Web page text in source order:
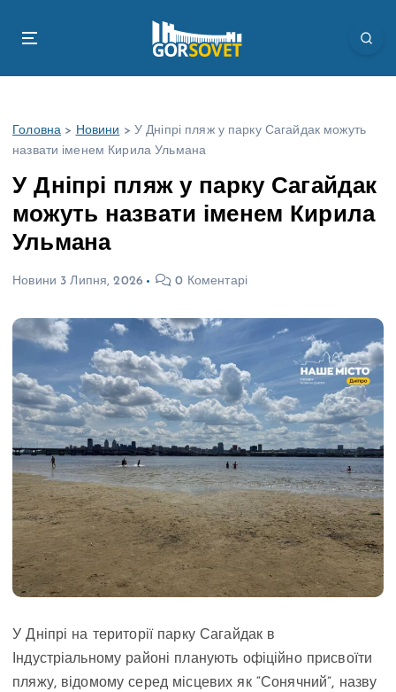
Головна > Новини > У Дніпрі пляж у парку Сагайдак можуть
назвати іменем Кирила Ульмана
У Дніпрі пляж у парку Сагайдак
можуть назвати іменем Кирила
Ульмана
Новини 3 Липня, 2026 0 Коментарі
У Дніпрі на території парку Сагайдак в
Індустріальному районі планують офіційно присвоїти
пляжу, відомому серед місцевих як “Сонячний”, назву